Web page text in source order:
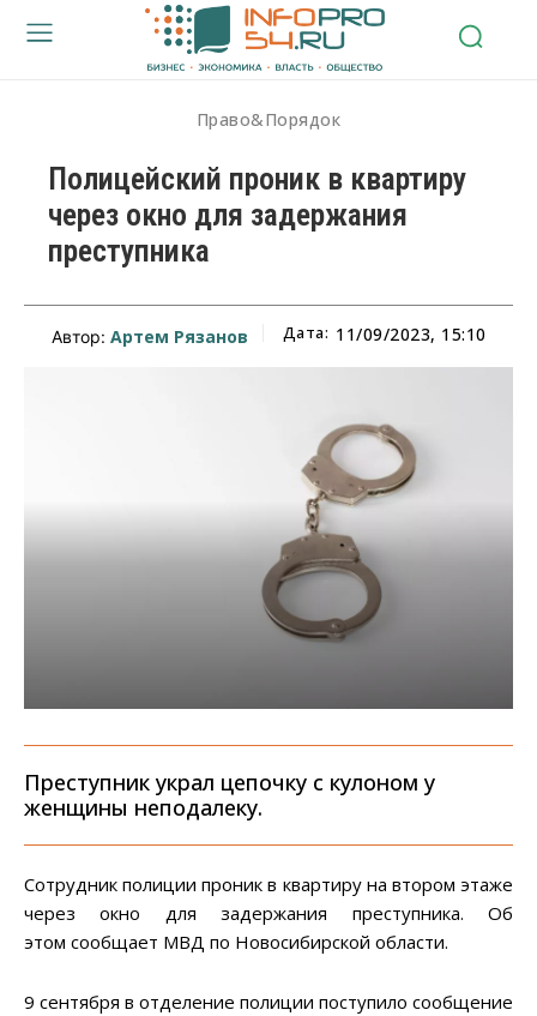
Право&Порядок
Полицейский проник в квартиру
через окно для задержания
преступника
Автор: Артем Рязанов Дата: 11/09/2023, 15:10
Преступник украл цепочку с кулоном у
женщины неподалеку.
Сотрудник полиции проник в квартиру на втором этаже
через окно для задержания преступника. Об
этом сообщает МВД по Новосибирской области.
9 сентября в отделение полиции поступило сообщение